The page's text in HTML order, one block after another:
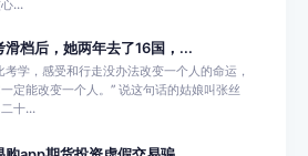
...
滑档后，她两年去了16国，...
考学，感受和行走没办法改变一个人的命运，
定能改变一个人。” 说这句话的姑娘叫张丝
十...